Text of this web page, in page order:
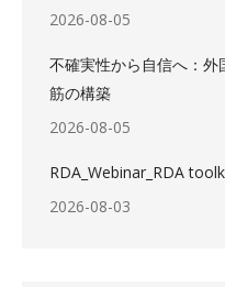
2026-08-05
不確実性から自信へ：
筋の構築
2026-08-05
RDA_Webinar_RDA
2026-08-03